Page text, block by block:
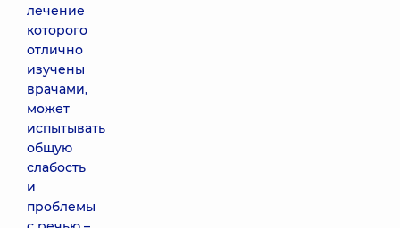
лечение
которого
отлично
изучены
врачами,
может
испытывать
общую
слабость
и
проблемы